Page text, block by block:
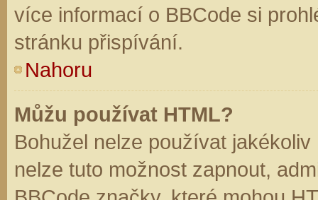
více informací o BBCode si
stránku přispívání.
Nahoru
Můžu používat HTML?
Bohužel nelze používat
nelze tuto možnost zapnout,